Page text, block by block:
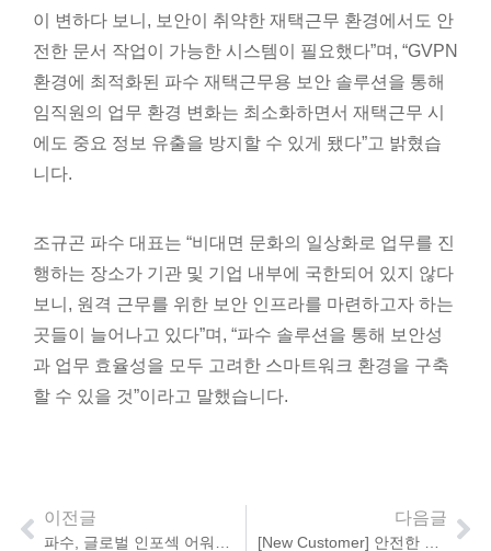
이 변하다 보니, 보안이 취약한 재택근무 환경에서도 안
전한 문서 작업이 가능한 시스템이 필요했다”며, “GVPN
환경에 최적화된 파수 재택근무용 보안 솔루션을 통해
임직원의 업무 환경 변화는 최소화하면서 재택근무 시
에도 중요 정보 유출을 방지할 수 있게 됐다”고 밝혔습
니다.
조규곤 파수 대표는 “비대면 문화의 일상화로 업무를 진
행하는 장소가 기관 및 기업 내부에 국한되어 있지 않다
보니, 원격 근무를 위한 보안 인프라를 마련하고자 하는
곳들이 늘어나고 있다”며, “파수 솔루션을 통해 보안성
과 업무 효율성을 모두 고려한 스마트워크 환경을 구축
할 수 있을 것”이라고 말했습니다.
이전글 다음글